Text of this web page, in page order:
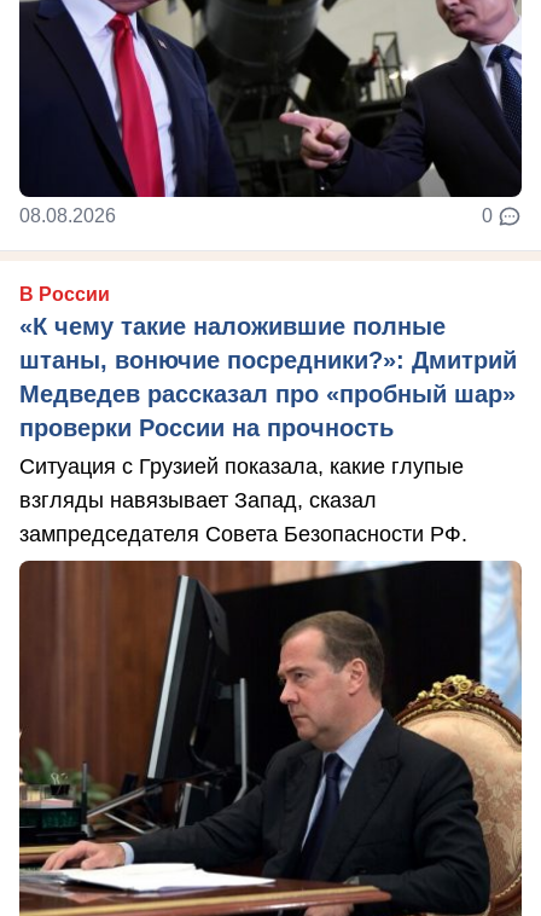
08.08.2026 0
В России
«К чему такие наложившие полные
штаны, вонючие посредники?»: Дмитрий
Медведев рассказал про «пробный шар»
проверки России на прочность
Ситуация с Грузией показала, какие глупые
взгляды навязывает Запад, сказал
зампредседателя Совета Безопасности РФ.